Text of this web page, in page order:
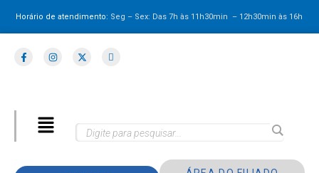
Horário de atendimento: Seg – Sex: Das 7h às 11h30min – 12h30minàs 16h